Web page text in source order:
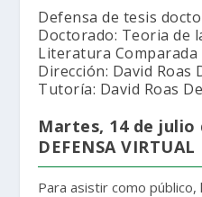
Defensa de tesis
Doctorado: Teoria de
Literatura Comparada
Dirección: David Roas
Tutoría: David Roas
Martes, 14 de julio
DEFENSA VIRTUAL
Para asistir como público,